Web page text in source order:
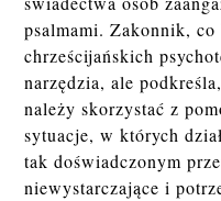
psalmami. Zakonnik, co
chrześcijańskich
narzędzia, ale
należy skorzystać z
sytuacje, w których
tak doświadczonym
niewystarczające i